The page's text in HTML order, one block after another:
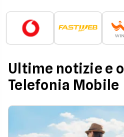
Ultime notizie e
Telefonia Mobile